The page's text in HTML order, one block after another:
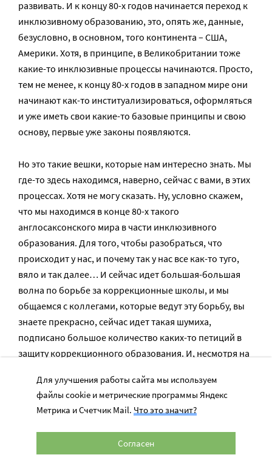
развивать. И к концу 80-х годов начинается переход к
инклюзивному образованию, это, опять же, данные,
безусловно, в основном, того континента – США,
Америки. Хотя, в принципе, в Великобритании тоже
какие-то инклюзивные процессы начинаются. Просто,
тем не менее, к концу 80-х годов в западном мире они
начинают как-то институализироваться, оформляться
и уже иметь свои какие-то базовые принципы и свою
основу, первые уже законы появляются.
Но это такие вешки, которые нам интересно знать. Мы
где-то здесь находимся, наверно, сейчас с вами, в этих
процессах. Хотя не могу сказать. Ну, условно скажем,
что мы находимся в конце 80-х такого
англосаксонского мира в части инклюзивного
образования. Для того, чтобы разобраться, что
происходит у нас, и почему так у нас все как-то туго,
вяло и так далее… И сейчас идет большая-большая
волна по борьбе за коррекционные школы, и мы
общаемся с коллегами, которые ведут эту борьбу, вы
знаете прекрасно, сейчас идет такая шумиха,
подписано большое количество каких-то петиций в
защиту коррекционного образования. И, несмотря на
их морально поддерживаю и понимаю, что огромное
количество детей находится в этой системе, и сейчас
они больше ни в какую систему не попали, они
должны продолжать этой системой пользоваться, а
система заваливается. Тем не менее, я, безусловно, не
Для улучшения работы сайта мы используем
файлы cookie и метрические программы Яндекс
Метрика и Счетчик Mail. Что это значит?
Согласен